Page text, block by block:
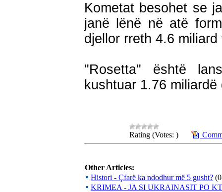
Kometat besohet se
janë lënë në atë
djellor rreth 4.6
"Rosetta" është
kushtuar 1.76 miliardë
Rating (Votes: )
Other Articles:
Histori - Çfarë ka ndodhur më 5 gusht?
KRIMEA - JA SI UKRAINASIT PO